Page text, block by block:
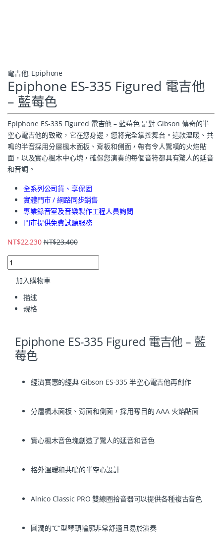
電吉他, Epiphone
Epiphone ES-335 Figured 電吉他
– 藍莓色
Epiphone ES-335 Figured 電吉他 – 藍莓色 是對 Gibson 傳奇的半
空心電吉他的致敬，它在您身邊，您將完全掌控舞台。這款溫暖、共
鳴的半音採用分層楓木面板、背板和側面，帶有令人驚嘆的火焰貼
面，以及實心楓木中心塊，確保您演奏的每個音符都具有驚人的延音
和音調。
全系列公司貨、享保固
實體門市 / 網路同步銷售
專業錄音室及音樂製作工程人員詢問
門市提供免費試聽服務
NT$22,230 NT$23,400
加入購物車
描述
規格
Epiphone ES-335 Figured 電吉他 – 藍
莓色
經濟實惠的經典 Gibson ES-335 半空心電吉他再創作
分層楓木面板、背面和側面，採用奪目的 AAA 火焰貼面
實心楓木音色塊創造了驚人的延音和音色
格外溫暖和共鳴的半空心設計
Alnico Classic PRO 雙線圈拾音器可以提供各種複古音色
圓潤的“C”型琴頸輪廓非常舒適且易於演奏